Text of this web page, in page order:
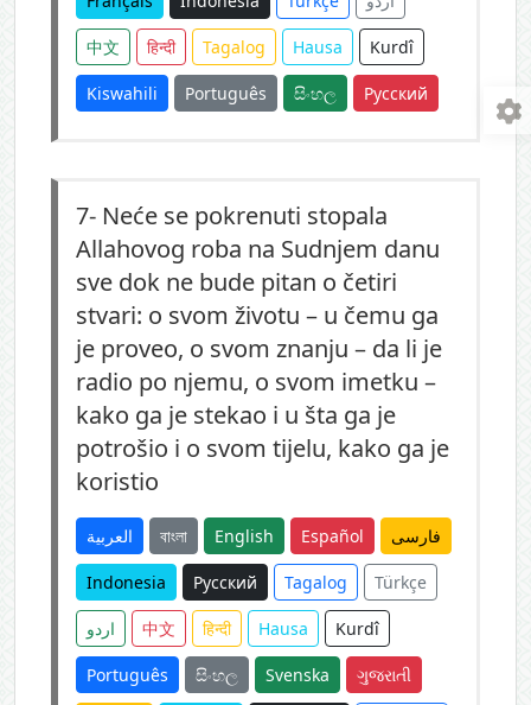
中文 हिन्दी Tagalog Hausa Kurdî
Kiswahili Português සිංහල Русский
7- Neće se pokrenuti stopala
Allahovog roba na Sudnjem danu
sve dok ne bude pitan o četiri
stvari: o svom životu – u čemu ga
je proveo, o svom znanju – da li je
radio po njemu, o svom imetku –
kako ga je stekao i u šta ga je
potrošio i o svom tijelu, kako ga je
koristio
العربية বাংলা English Español فارسی
Indonesia Русский Tagalog Türkçe
اردو 中文 हिन्दी Hausa Kurdî
Português සිංහල Svenska ગુજરાતી